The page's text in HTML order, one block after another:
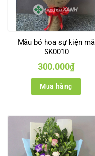
Mẫu bó hoa sự kiện mã
SK0010
300.000₫
Mua hàng